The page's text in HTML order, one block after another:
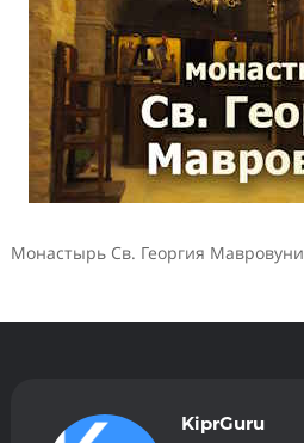
Монастырь Св. Георгия Мавровуни
KiprGuru